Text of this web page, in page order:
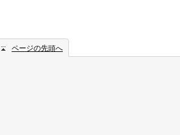
ページの先頭へ